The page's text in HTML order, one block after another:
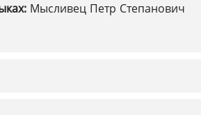
Мысливец Петр Степанович